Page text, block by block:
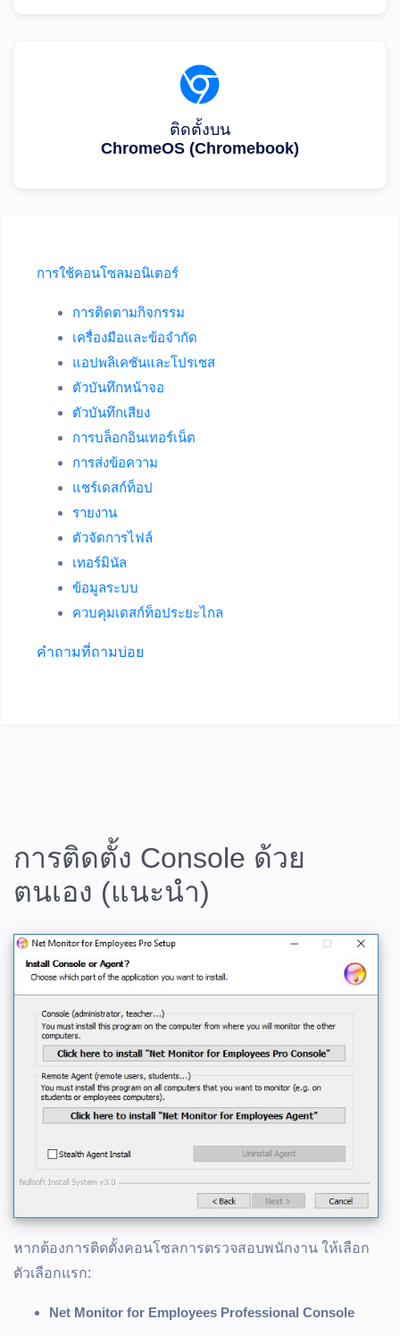
ติดตั้งบน
ChromeOS (Chromebook)
การใช้คอนโซลมอนิเตอร์
การติดตามกิจกรรม
เครื่องมือและข้อจำกัด
แอปพลิเคชันและโปรเซส
ตัวบันทึกหน้าจอ
ตัวบันทึกเสียง
การบล็อกอินเทอร์เน็ต
การส่งข้อความ
แชร์เดสก์ท็อป
รายงาน
ตัวจัดการไฟล์
เทอร์มินัล
ข้อมูลระบบ
ควบคุมเดสก์ท็อประยะไกล
คำถามที่ถามบ่อย
การติดตั้ง Console ด้วย
ตนเอง (แนะนำ)
หากต้องการติดตั้งคอนโซลการตรวจสอบพนักงาน ให้เลือก
ตัวเลือกแรก:
Net Monitor for Employees Professional Console